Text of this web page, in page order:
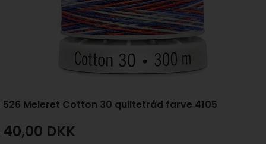
526 Meleret Cotton 30 quiltetråd farve 4105
40,00 DKK